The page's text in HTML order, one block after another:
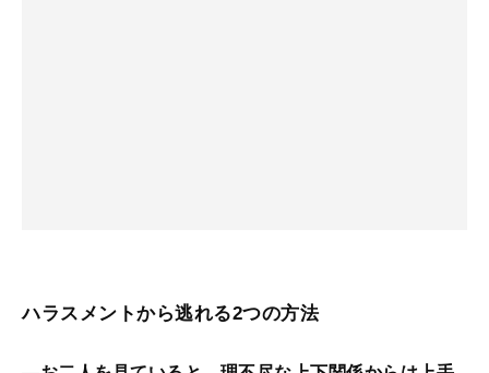
ハラスメントから逃れる2つの方法